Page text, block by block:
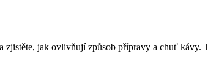
zjistěte, jak ovlivňují způsob přípravy a chuť kávy.